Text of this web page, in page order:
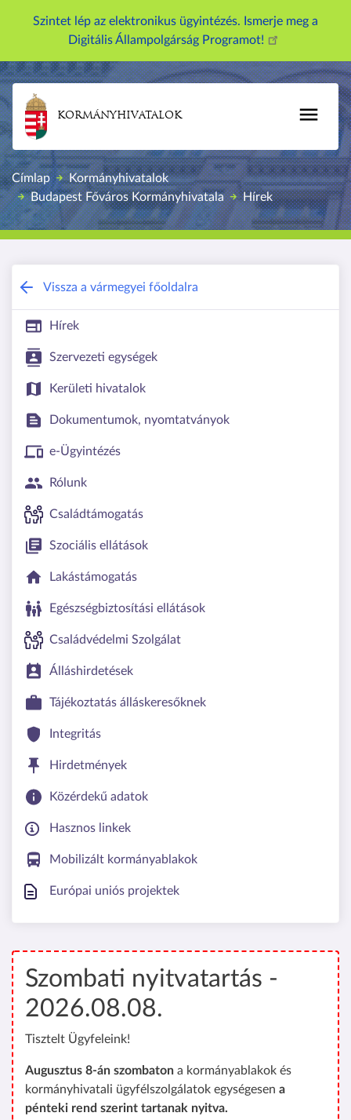
á
a
a
r
t
a
l
m
r
Szintet lép az elektronikus ügyintézés. Ismerje meg a
Digitális Állampolgárság Programot!
KORMÁNYHIVATALOK
Címlap
Kormányhivatalok
Budapest Főváros Kormányhivatala
Hírek
Budapest Főváros Kormányhivatala
Vissza a vármegyei főoldalra
Hírek
Szervezeti egységek
Kerületi hivatalok
Dokumentumok, nyomtatványok
e-Ügyintézés
Rólunk
Családtámogatás
Szociális ellátások
Lakástámogatás
Egészségbiztosítási ellátások
Családvédelmi Szolgálat
Álláshirdetések
Tájékoztatás álláskeresőknek
Integritás
Hirdetmények
Közérdekű adatok
Hasznos linkek
Mobilizált kormányablakok
Európai uniós projektek
Szombati nyitvatartás -
2026.08.08.
Tisztelt Ügyfeleink!
Augusztus 8-án szombaton a kormányablakok és
kormányhivatali ügyfélszolgálatok egységesen a
pénteki rend szerint tartanak nyitva.